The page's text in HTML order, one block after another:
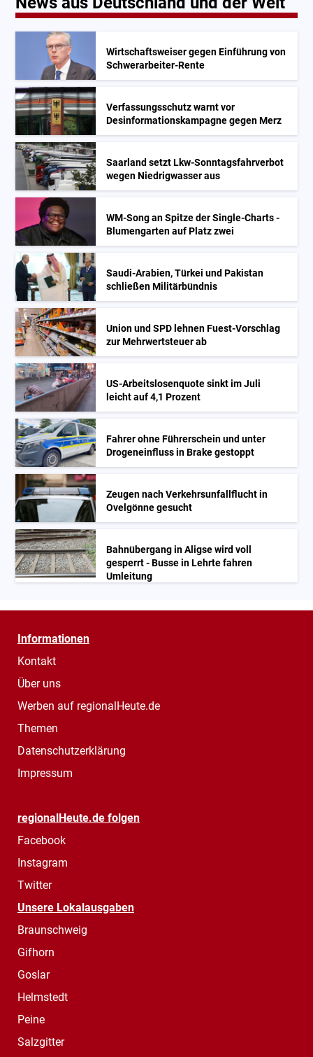
Wirtschaftsweiser gegen Einführung von
Schwerarbeiter-Rente
Verfassungsschutz warnt vor
Desinformationskampagne gegen Merz
Saarland setzt Lkw-Sonntagsfahrverbot
wegen Niedrigwasser aus
WM-Song an Spitze der Single-Charts -
Blumengarten auf Platz zwei
Saudi-Arabien, Türkei und Pakistan
schließen Militärbündnis
Union und SPD lehnen Fuest-Vorschlag
zur Mehrwertsteuer ab
US-Arbeitslosenquote sinkt im Juli
leicht auf 4,1 Prozent
Fahrer ohne Führerschein und unter
Drogeneinfluss in Brake gestoppt
Zeugen nach Verkehrsunfallflucht in
Ovelgönne gesucht
Bahnübergang in Aligse wird voll
gesperrt - Busse in Lehrte fahren
Umleitung
Informationen
Kontakt
Über uns
Werben auf regionalHeute.de
Themen
Datenschutzerklärung
Impressum
regionalHeute.de folgen
Facebook
Instagram
Twitter
Unsere Lokalausgaben
Braunschweig
Gifhorn
Goslar
Helmstedt
Peine
Salzgitter